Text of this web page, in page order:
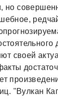
но
своей
"Вулкан